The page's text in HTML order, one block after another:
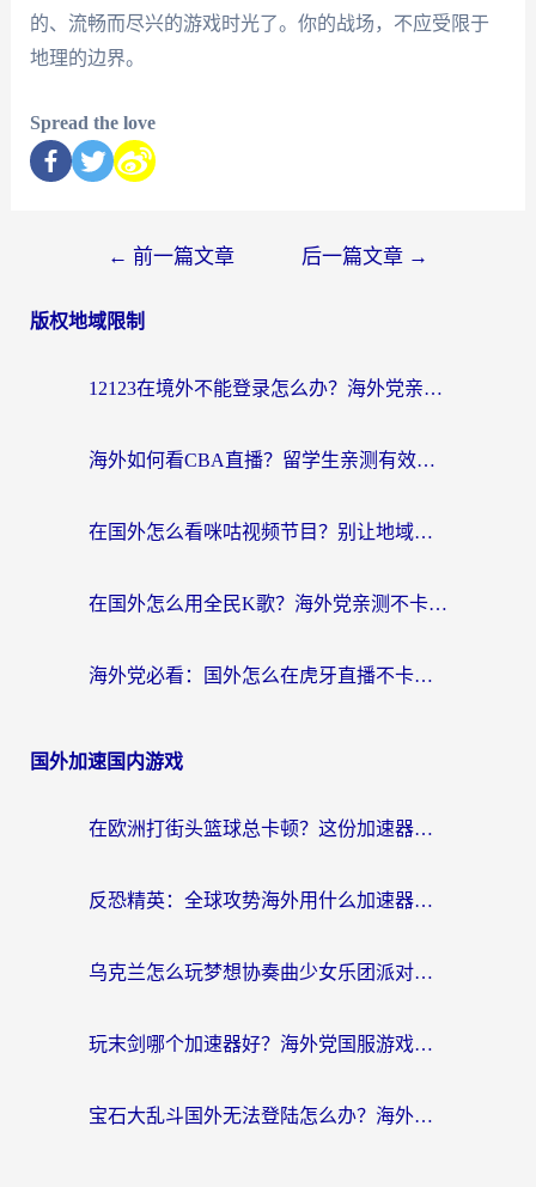
的、流畅而尽兴的游戏时光了。你的战场，不应受限于
地理的边界。
Spread the love
← 前一篇文章 后一篇文章 →
版权地域限制
12123在境外不能登录怎么办？海外党亲测有效的回国加速方案
海外如何看CBA直播？留学生亲测有效的体育赛事观看指南
在国外怎么看咪咕视频节目？别让地域限制挡住你的追剧自由
在国外怎么用全民K歌？海外党亲测不卡顿的回国加速秘籍
海外党必看：国外怎么在虎牙直播不卡顿？附腾讯视频网易云音乐解决方案
国外加速国内游戏
在欧洲打街头篮球总卡顿？这份加速器选择指南帮你解决延迟难题
反恐精英：全球攻势海外用什么加速器登录？海外党国服游戏畅玩指南
乌克兰怎么玩梦想协奏曲少女乐团派对？海外党国服游戏加速全攻略（附欧洲重生细胞荒野行动不卡技巧）
玩末剑哪个加速器好？海外党国服游戏畅玩终极指南（附3款热门游戏实测）
宝石大乱斗国外无法登陆怎么办？海外玩家专属加速指南（附穿越火线原野传说解决方案）